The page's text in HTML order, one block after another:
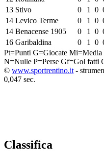
13 Stivo 0 1 0
14 Levico Terme 0 1 0
14 Benacense 1905 0 1 0
16 Garibaldina 0 1 0
Pt=Punti G=Giocate Mi=Media
N=Nulle P=Perse Gf=Gol fatti
© www.sportrentino.it-
0,047 sec.
Classifica